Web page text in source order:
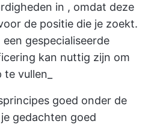
in , omdat deze
de positie die je zoekt.
gespecialiseerde
kan nuttig zijn om
vullen_
goed onder de
gedachten goed